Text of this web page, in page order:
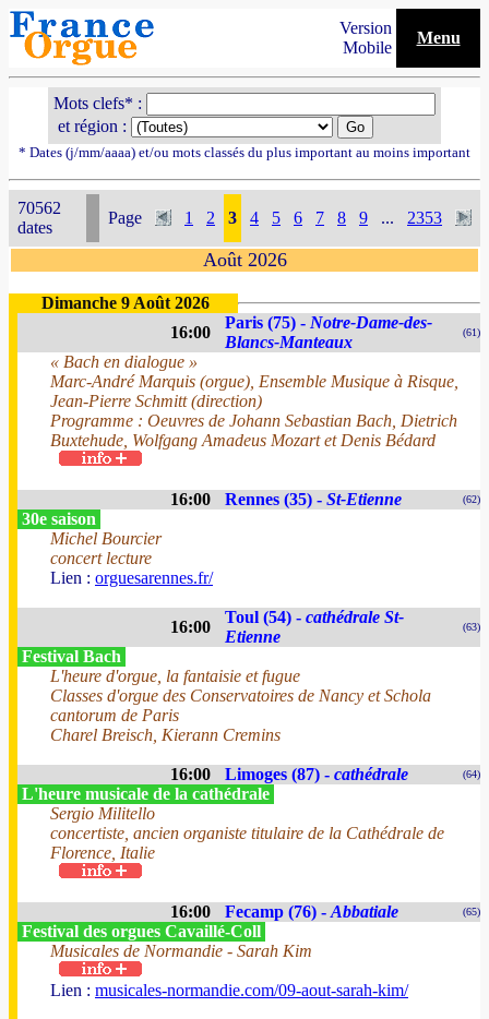
Version
Mobile
Menu
Mots clefs* :
et région :
* Dates (j/mm/aaaa) et/ou mots classés du plus important au moins important
70562
dates
Page 1 2 3 4 5 6 7 8 9 ... 2353
Août 2026
Dimanche 9 Août 2026
16:00
Paris (75) - Notre-Dame-des-
Blancs-Manteaux
(61)
« Bach en dialogue »
Marc-André Marquis (orgue), Ensemble Musique à Risque,
Jean-Pierre Schmitt (direction)
Programme : Oeuvres de Johann Sebastian Bach, Dietrich
Buxtehude, Wolfgang Amadeus Mozart et Denis Bédard
16:00 Rennes (35) - St-Etienne (62)
30e saison
Michel Bourcier
concert lecture
Lien : orguesarennes.fr/
16:00
Toul (54) - cathédrale St-
Etienne
(63)
Festival Bach
L'heure d'orgue, la fantaisie et fugue
Classes d'orgue des Conservatoires de Nancy et Schola
cantorum de Paris
Charel Breisch, Kierann Cremins
16:00 Limoges (87) - cathédrale (64)
L'heure musicale de la cathédrale
Sergio Militello
concertiste, ancien organiste titulaire de la Cathédrale de
Florence, Italie
16:00 Fecamp (76) - Abbatiale (65)
Festival des orgues Cavaillé-Coll
Musicales de Normandie - Sarah Kim
Lien : musicales-normandie.com/09-aout-sarah-kim/